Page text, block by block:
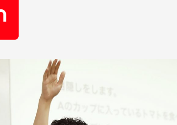
会社・事業 職種